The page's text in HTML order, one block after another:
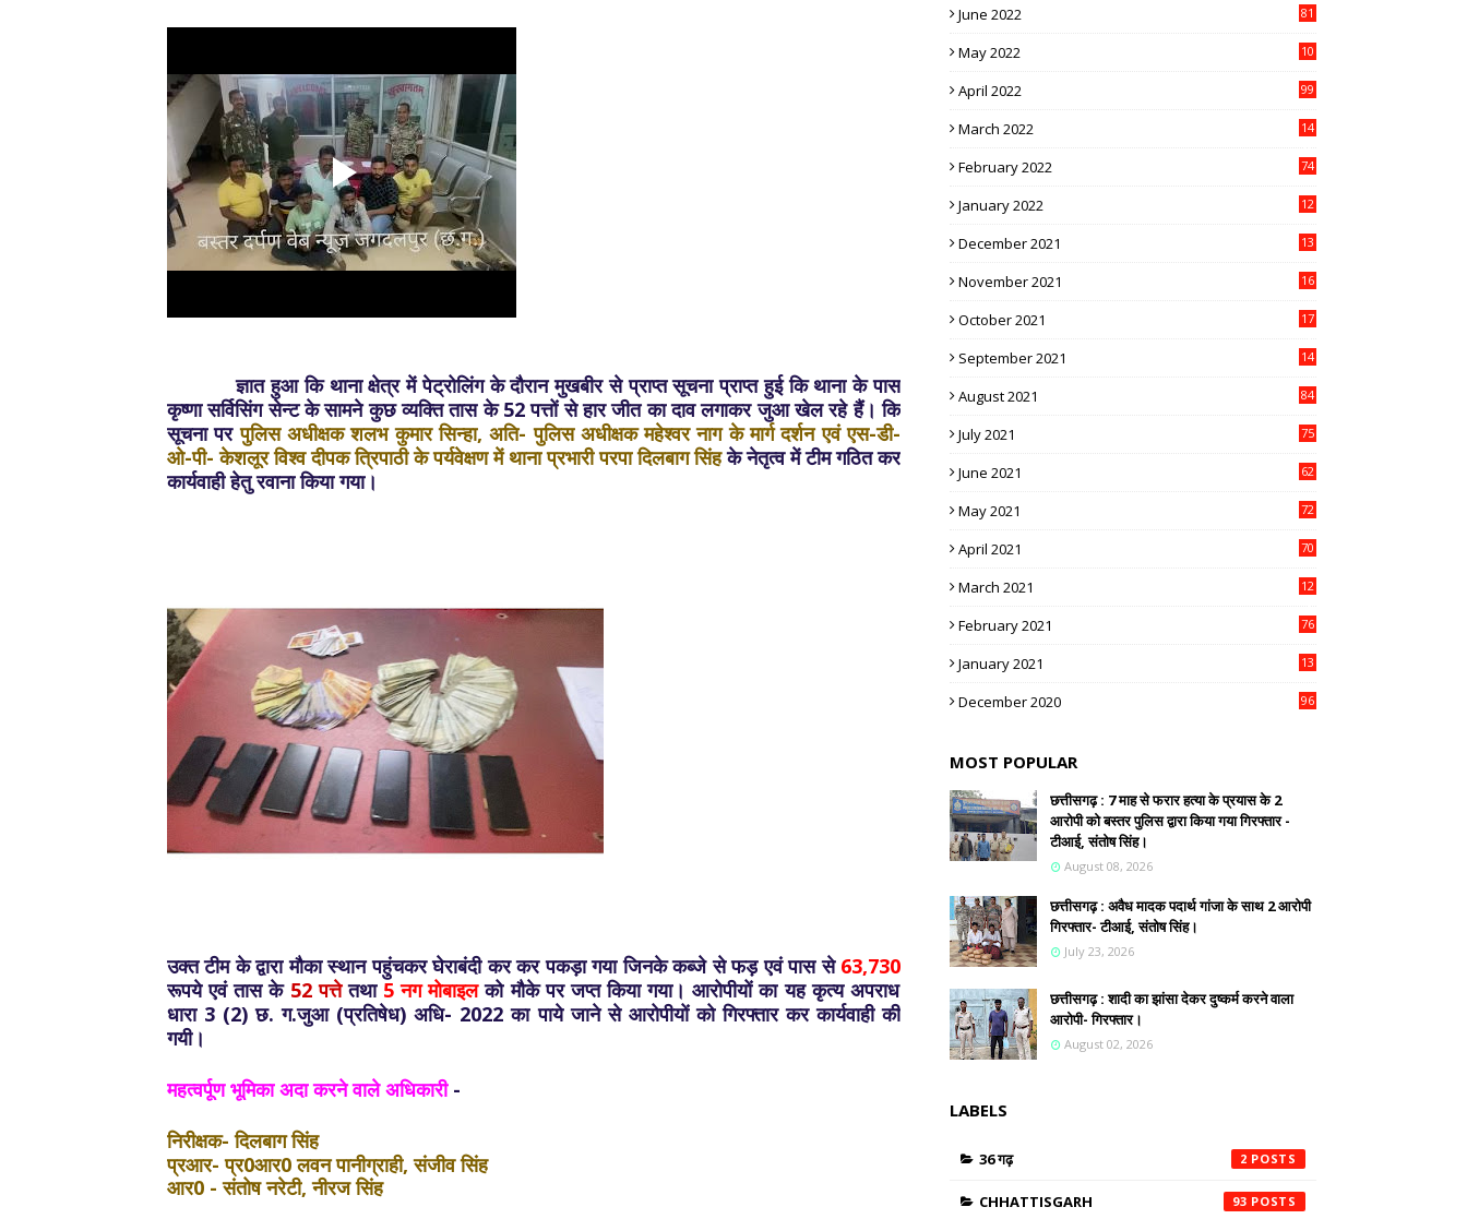
ज्ञात हुआ कि थाना क्षेत्र में पेट्रोलिंग के दौरान मुखबीर से प्राप्त सूचना प्राप्त हुई कि थाना के पास
कृष्‍णा सर्विसिंग सेन्ट के सामने कुछ व्यक्ति तास के 52 पत्तों से हार जीत का दाव लगाकर जुआ खेल रहे हैं। कि
सूचना परपुलिस अधीक्षक शलभ कुमार सिन्हा, अति- पुलिस अधीक्षक महेश्वर नाग के मार्ग दर्शन एवं एस-डी-
ओ-पी- केशलूर विश्व दीपक त्रिपाठी के पर्यवेक्षण में थाना प्रभारी परपा दिलबाग सिंहके नेतृत्व में टीम गठित कर
कार्यवाही हेतु रवाना किया गया।
उक्त टीम के द्वारा मौका स्थान पहुंचकर घेराबंदी कर कर पकड़ा गया जिनके कब्जे से फड़ एवं पास से 63,730
रूपये एवं तास के 52 पत्तेतथा5 नग मोबाइलको मौके पर जप्त किया गया। आरोपीयों का यह कृत्य अपराध
धारा 3 (2) छ. ग.जुआ (प्रतिषेध) अधि- 2022 का पाये जाने से आरोपीयों को गिरफ्तार कर कार्यवाही की
गयी।
महत्वर्पूण भूमिका अदा करने वाले अधिकारी-
निरीक्षक- दिलबाग सिंह
प्रआर- प्र0आर0 लवन पानीग्राही, संजीव सिंह
आर0 - संतोष नरेटी, नीरज सिंह
June 2022 81
May 2022
10
April 2022 99
March 2022
14
February 2022 74
January 2022
12
December 2021
13
November 2021
16
October 2021
17
September 2021
14
August 2021 84
July 2021 75
June 2021 62
May 2021 72
April 2021 70
March 2021
12
February 2021 76
January 2021
13
December 2020 96
MOST POPULAR
छत्तीसगढ़ : 7 माह से फरार हत्या के प्रयास के 2
आरोपी को बस्तर पुलिस द्वारा किया गया गिरफ्तार -
टीआई, संतोष सिंह।
August 08, 2026
छत्तीसगढ़ : अवैध मादक पदार्थ गांजा के साथ 2 आरोपी
गिरफ्तार- टीआई, संतोष सिंह।
July 23, 2026
छत्तीसगढ़ : शादी का झांसा देकर दुष्कर्म करने वाला
आरोपी- गिरफ्तार।
August 02, 2026
LABELS
36 गढ़ 2
CHHATTISGARH 93